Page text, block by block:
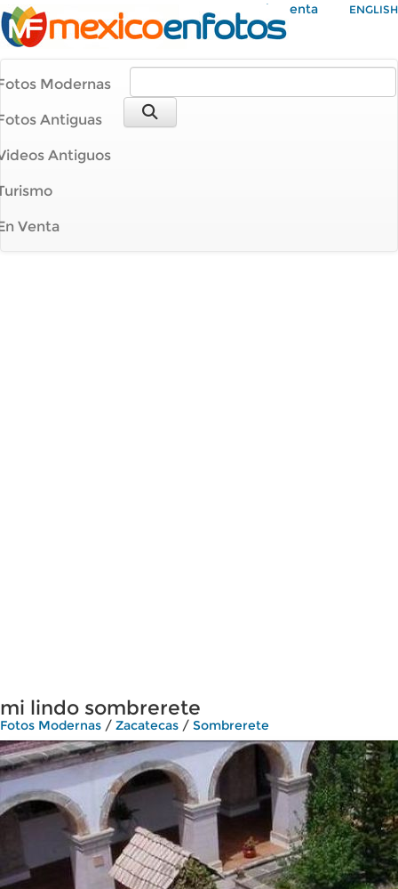
Mi Cuenta ENGLISH
Modernas
Antiguas
Antiguos
Venta
mi lindo sombrerete
Fotos Modernas / Zacatecas / Sombrerete